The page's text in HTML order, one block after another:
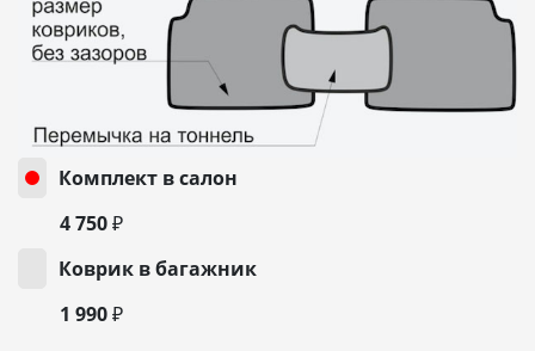
Комплект в салон
4 750 ₽
Коврик в багажник
1 990 ₽